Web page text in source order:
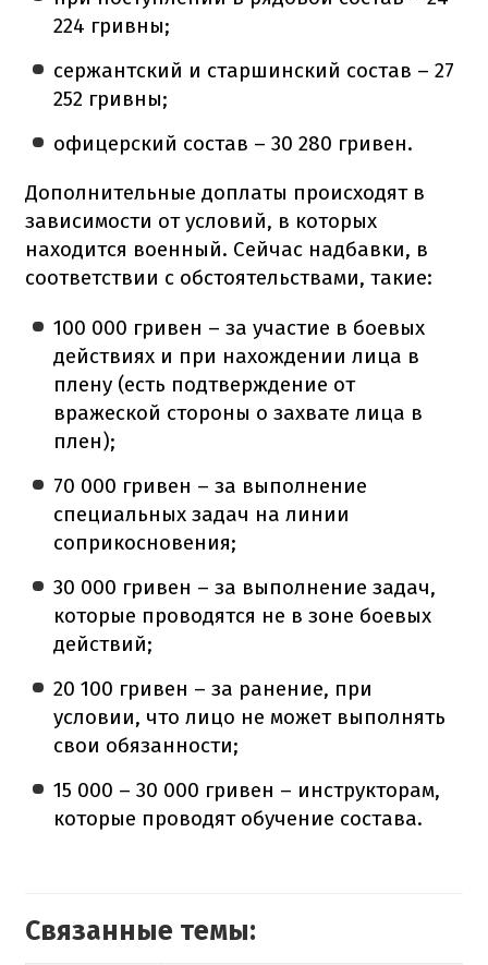
224 гривны;
сержантский и старшинский состав – 27
252 гривны;
офицерский состав – 30 280 гривен.
Дополнительные доплаты происходят в
зависимости от условий, в которых
находится военный. Сейчас надбавки, в
соответствии с обстоятельствами, такие:
100 000 гривен – за участие в боевых
действиях и при нахождении лица в
плену (есть подтверждение от
вражеской стороны о захвате лица в
плен);
70 000 гривен – за выполнение
специальных задач на линии
соприкосновения;
30 000 гривен – за выполнение задач,
которые проводятся не в зоне боевых
действий;
20 100 гривен – за ранение, при
условии, что лицо не может выполнять
свои обязанности;
15 000 – 30 000 гривен – инструкторам,
которые проводят обучение состава.
Связанные темы: